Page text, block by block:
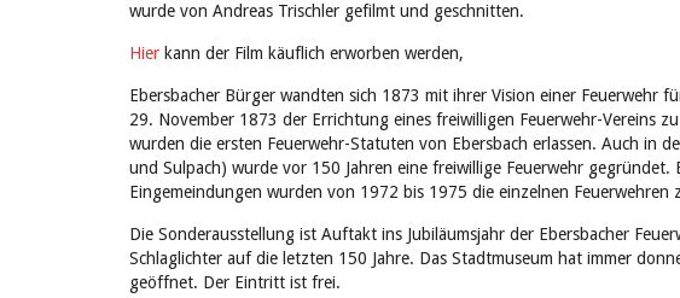
wurde von Andreas Trischler gefilmt und geschnitten.
Hier kann der Film käuflich erworben werden,
Ebersbacher Bürger wandten sich 1873 mit ihrer Vision einer Feuerwehr
29. November 1873 der Errichtung eines freiwilligen Feuerwehr-Vereins
wurden die ersten Feuerwehr-Statuten von Ebersbach erlassen. Auch in
und Sulpach) wurde vor 150 Jahren eine freiwillige Feuerwehr
Eingemeindungen wurden von 1972 bis 1975 die einzelnen Feuerwehren
Die Sonderausstellung ist Auftakt ins Jubiläumsjahr der Ebersbacher
Schlaglichter auf die letzten 150 Jahre. Das Stadtmuseum hat immer
geöffnet. Der Eintritt ist frei.